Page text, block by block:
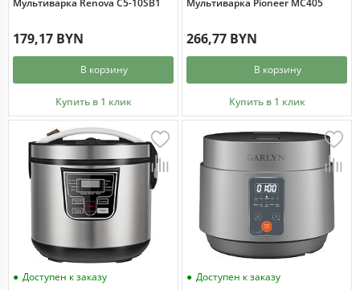
Мультиварка Renova C5-10SB1
179,17 BYN
В корзину
Купить в 1 клик
Мультиварка Pioneer MC405
266,77 BYN
В корзину
Купить в 1 клик
Доступен к заказу
Доступен к заказу